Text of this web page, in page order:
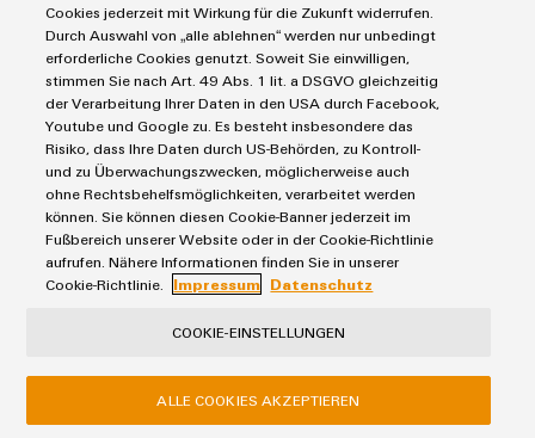
Produits
Blocs de jonction
Blocs de jonction enfichables pour circuit imprimé
Protection contre la foudre et les surtensions
Solutions
Solutions de gestion énergétique
IoT industriel
Rails de raccordement équipés
Boîtiers modifiés et équipés
Marchés et industries
Cookies jederzeit mit Wirkung für die Zukunft widerrufen.
Durch Auswahl von „alle ablehnen“ werden nur unbedingt
erforderliche Cookies genutzt. Soweit Sie einwilligen,
stimmen Sie nach Art. 49 Abs. 1 lit. a DSGVO gleichzeitig
der Verarbeitung Ihrer Daten in den USA durch Facebook,
Youtube und Google zu. Es besteht insbesondere das
Risiko, dass Ihre Daten durch US-Behörden, zu Kontroll-
und zu Überwachungszwecken, möglicherweise auch
ohne Rechtsbehelfsmöglichkeiten, verarbeitet werden
können. Sie können diesen Cookie-Banner jederzeit im
Fußbereich unserer Website oder in der Cookie-Richtlinie
aufrufen. Nähere Informationen finden Sie in unserer
Cookie-Richtlinie.
Impressum Datenschutz
COOKIE-EINSTELLUNGEN
ALLE COOKIES AKZEPTIEREN